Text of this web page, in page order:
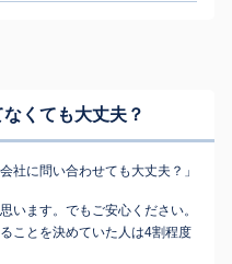
くても大丈夫？
社に問い合わせても大丈夫？」
います。でもご安心ください。
ことを決めていた人は4割程度